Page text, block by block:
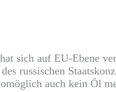
sich auf EU-Ebene
russischen
auch kein Öl